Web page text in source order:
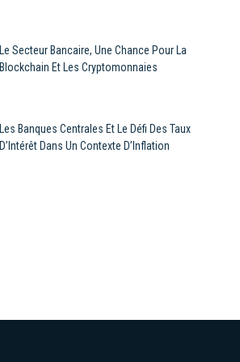
Le Secteur Bancaire, Une Chance Pour La
Blockchain Et Les Cryptomonnaies
Les Banques Centrales Et Le Défi Des Taux
D’Intérêt Dans Un Contexte D’Inflation